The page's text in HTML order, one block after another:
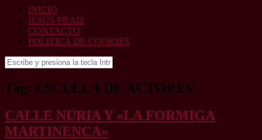
INICIO
JESÚS FRAIZ
CONTACTO
POLITICA DE COOKIES
Buscar:
Tag: ESCUELA DE ACTORES
CALLE NURIA Y «LA FORMIGA
MARTINENCA»